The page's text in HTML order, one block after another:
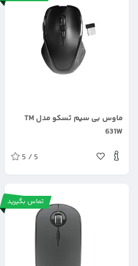
ماوس بی سیم تسکو مدل TM
631W
5 / 5
تماس بگیرید